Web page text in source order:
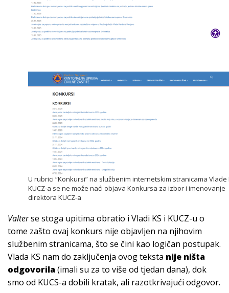
U rubrici “Konkursi” na službenim internetskim stranicama Vlade
KUCZ-a se ne može naći objava Konkursa za izbor i imenovanje
direktora KUCZ-a
Valterse stoga upitima obratio i Vladi KS i KUCZ-u o
tome zašto ovaj konkurs nije objavljen na njihovim
službenim stranicama, što se čini kao logičan postupak.
Vlada KS nam do zaključenja ovog teksta nije ništa
odgovorila(imali su za to više od tjedan dana), dok
smo od KUCS-a dobili kratak, ali razotkrivajući odgovor.